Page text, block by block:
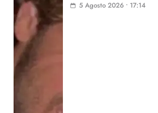
5 Agosto 2026 • 17:14